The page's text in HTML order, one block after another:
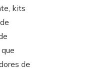
kits
de